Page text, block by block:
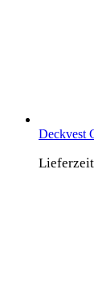
Deckvest